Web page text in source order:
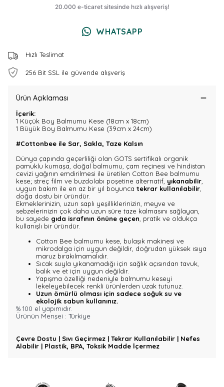
WHATSAPP
Hızlı Teslimat
256 Bit SSL ile güvende alışveriş
Ürün Açıklaması
İçerik:
1 Küçük Boy Balmumu Kese (18cm x 18cm)
1 Büyük Boy Balmumu Kese (39cm x 24cm)
#Cottonbee ile Sar, Sakla, Taze Kalsın
Dünya çapında geçerliliği olan GOTS sertifikalı organik
pamuklu kumaşa, doğal balmumu, çam reçinesi ve hindistan
cevizi yağının emdirilmesi ile üretilen Cotton Bee balmumu
kese; streç film ve buzdolabı poşetine alternatif, yıkanabilir
uygun bakım ile en az bir yıl boyunca tekrar kullanılabilir
doğa dostu bir üründür.
Ekmeklerinizin, uzun saplı yeşilliklerinizin, meyve ve
sebzelerinizin çok daha uzun süre taze kalmasını sağlayan,
bu sayede gıda israfının önüne geçen , pratik ve oldukça
kullanışlı bir üründür.
Cotton Bee balmumu kese, bulaşık makinesi ve
mikrodalga için uygun değildir, doğrudan yüksek ısıya
maruz bırakılmamalıdır.
Sıcak suyla yıkanamadığı için sağlık açısından tavuk,
balık ve et için uygun değildir.
Yapışma özelliği nedeniyle balmumu keseyi
lekeleyebilecek renkli ürünlerden uzak tutunuz.
Uzun ömürlü olması için sadece soğuk su ve
ekolojik sabun kullanınız.
% 100 el yapımıdır.
Ürünün Menşei : Türkiye
Çevre Dostu | Sıvı Geçirmez | Tekrar Kullanılabilir | Nefes
Alabilir | Plastik, BPA, Toksik Madde İçermez